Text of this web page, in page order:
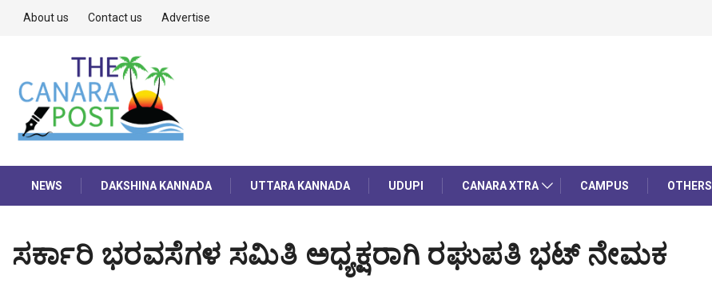
About us Contact us Advertise
NEWS DAKSHINA KANNADA UTTARA KANNADA UDUPI CANARA XTRA CAMPUS OTHERS
ಸರ್ಕಾರಿ ಭರವಸೆಗಳ ಸಮಿತಿ ಅಧ್ಯಕ್ಷರಾಗಿ ರಘುಪತಿ ಭಟ್ ನೇಮಕ